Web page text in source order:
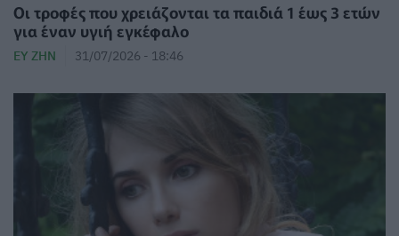
Οι τροφές που χρειάζονται τα παιδιά 1 έως 3 ετών
για έναν υγιή εγκέφαλο
ΕΥ ΖΗΝ 31/07/2026 - 18:46